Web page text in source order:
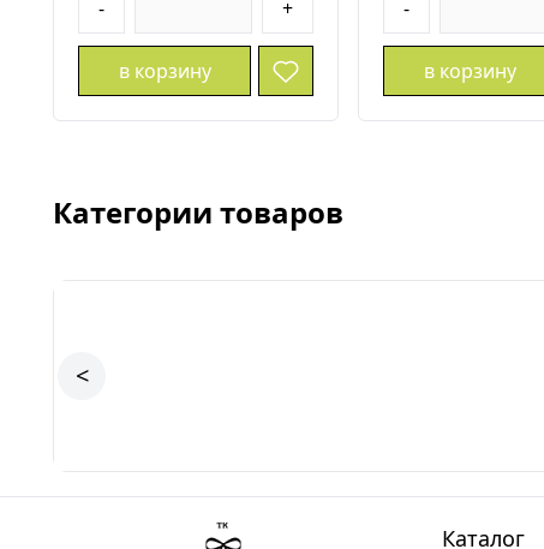
- +
в корзину
-
в корзину
Категории товаров
<
Каталог